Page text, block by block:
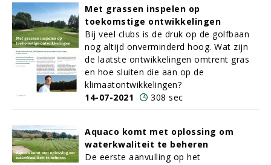
Met grassen inspelen op
toekomstige ontwikkelingen
Bij veel clubs is de druk op de golfbaan
nog altijd onverminderd hoog. Wat zijn
de laatste ontwikkelingen omtrent gras
en hoe sluiten die aan op de
klimaatontwikkelingen?
14-07-2021
308 sec
Aquaco komt met oplossing om
waterkwaliteit te beheren
De eerste aanvulling op het